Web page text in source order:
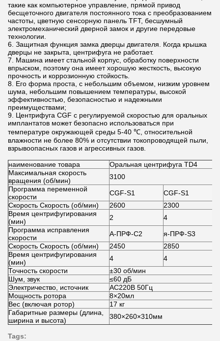
такие как компьютерное управление, прямой привод
бесщеточного двигателя постоянного тока с преобразованием
частоты, цветную сенсорную панель TFT, бесшумный
электромеханический дверной замок и другие передовые
технологии.
6. Защитная функция замка дверцы двигателя. Когда крышка
дверцы не закрыта, центрифуга не работает.
7. Машина имеет стальной корпус, обработку поверхности
впрыском, поэтому она имеет хорошую жесткость, высокую
прочность и коррозионную стойкость.
8. Его форма проста, с небольшим объемом, низким уровнем
шума, небольшим повышением температуры, высокой
эффективностью, безопасностью и надежными
преимуществами;
9. Центрифуга CGF с регулируемой скоростью для оральных
имплантатов может безопасно использоваться при
температуре окружающей среды 5-40 ℃, относительной
влажности не более 80% и отсутствии токопроводящей пыли,
взрывоопасных газов и агрессивных газов.
наименование товара
Оральная центрифуга TD4
Максимальная скорость
вращения (об/мин)
3100
Программа переменной
скорости
CGF-S1 CGF-S1
Скорость Скорость (об/мин)
2600 2300
Время центрифугирования
(мин)
2 4
Программа исправления
скорости
А-ПРФ-С2 я-ПРФ-S3
Скорость Скорость (об/мин)
2450 2850
Время центрифугирования
(мин)
4 4
Точность скорости
±30 об/мин
Шум, звук
≤60 дБ
Электричество, источник
AC220В 50Гц
Мощность ротора
8×20мл
Вес (включая ротор)
17 кг
Габаритные размеры (длина,
ширина и высота)
380×260×310мм
Tags: